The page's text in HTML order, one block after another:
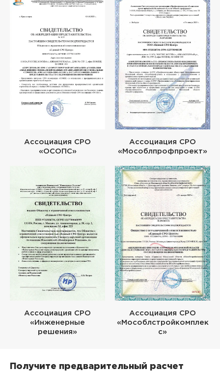
Ассоциация СРО
«ОСОПС»
Ассоциация СРО
«Мособлпрофпроект»
Ассоциация СРО
«Инженерные
решения»
Ассоциация СРО
«Мособлстройкомплек
с»
Получите предварительный расчет